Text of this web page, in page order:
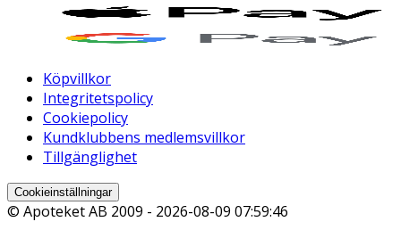
Köpvillkor
Integritetspolicy
Cookiepolicy
Kundklubbens medlemsvillkor
Tillgänglighet
Cookieinställningar
© Apoteket AB 2009 - 2026-08-09 07:59:46